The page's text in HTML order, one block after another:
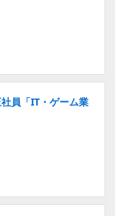
員「IT・ゲーム業